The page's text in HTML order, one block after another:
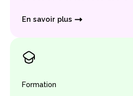
En savoir plus
Formation